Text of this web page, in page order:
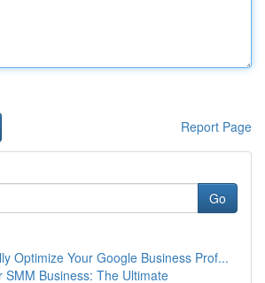
Report Page
Go
Optimize Your Google Business Prof...
SMM Business: The Ultimate